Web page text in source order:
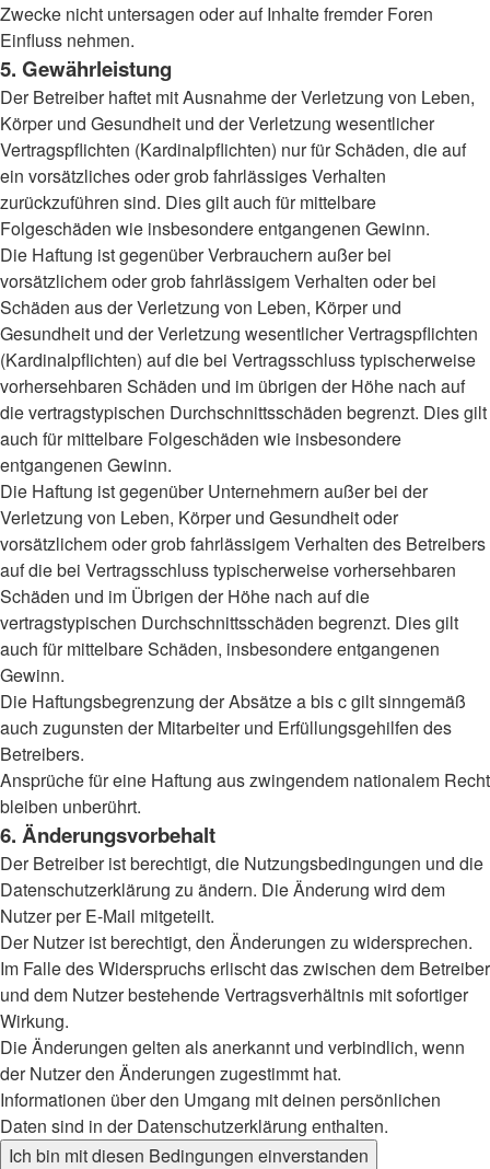
Zwecke nicht untersagen oder auf Inhalte fremder Foren
Einfluss nehmen.
5. Gewährleistung
Der Betreiber haftet mit Ausnahme der Verletzung von Leben,
Körper und Gesundheit und der Verletzung wesentlicher
Vertragspflichten (Kardinalpflichten) nur für Schäden, die auf
ein vorsätzliches oder grob fahrlässiges Verhalten
zurückzuführen sind. Dies gilt auch für mittelbare
Folgeschäden wie insbesondere entgangenen Gewinn.
Die Haftung ist gegenüber Verbrauchern außer bei
vorsätzlichem oder grob fahrlässigem Verhalten oder bei
Schäden aus der Verletzung von Leben, Körper und
Gesundheit und der Verletzung wesentlicher Vertragspflichten
(Kardinalpflichten) auf die bei Vertragsschluss typischerweise
vorhersehbaren Schäden und im übrigen der Höhe nach auf
die vertragstypischen Durchschnittsschäden begrenzt. Dies gilt
auch für mittelbare Folgeschäden wie insbesondere
entgangenen Gewinn.
Die Haftung ist gegenüber Unternehmern außer bei der
Verletzung von Leben, Körper und Gesundheit oder
vorsätzlichem oder grob fahrlässigem Verhalten des Betreibers
auf die bei Vertragsschluss typischerweise vorhersehbaren
Schäden und im Übrigen der Höhe nach auf die
vertragstypischen Durchschnittsschäden begrenzt. Dies gilt
auch für mittelbare Schäden, insbesondere entgangenen
Gewinn.
Die Haftungsbegrenzung der Absätze a bis c gilt sinngemäß
auch zugunsten der Mitarbeiter und Erfüllungsgehilfen des
Betreibers.
Ansprüche für eine Haftung aus zwingendem nationalem Recht
bleiben unberührt.
6. Änderungsvorbehalt
Der Betreiber ist berechtigt, die Nutzungsbedingungen und die
Datenschutzerklärung zu ändern. Die Änderung wird dem
Nutzer per E-Mail mitgeteilt.
Der Nutzer ist berechtigt, den Änderungen zu widersprechen.
Im Falle des Widerspruchs erlischt das zwischen dem Betreiber
und dem Nutzer bestehende Vertragsverhältnis mit sofortiger
Wirkung.
Die Änderungen gelten als anerkannt und verbindlich, wenn
der Nutzer den Änderungen zugestimmt hat.
Informationen über den Umgang mit deinen persönlichen
Daten sind in der Datenschutzerklärung enthalten.